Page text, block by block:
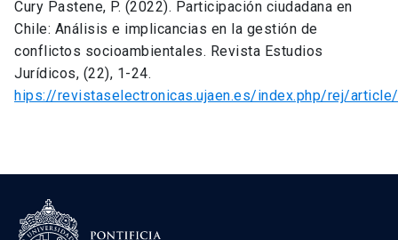
Cury Pastene, P. (2022). Participación ciudadana en
Chile: Análisis e implicancias en la gestión de
conflictos socioambientales. Revista Estudios
Jurídicos, (22), 1-24.
hips://revistaselectronicas.ujaen.es/index.php/rej/